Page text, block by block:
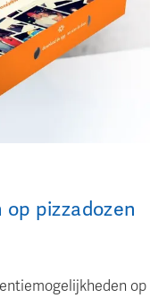
pizzadozen
op